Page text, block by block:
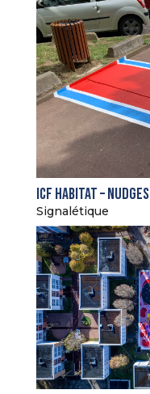
ICF Habitat – Nudges
Signalétique